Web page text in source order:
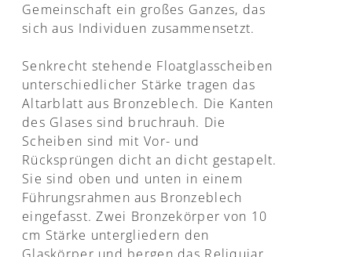
Gemeinschaft ein großes Ganzes, das
sich aus Individuen zusammensetzt.
Senkrecht stehende Floatglasscheiben
unterschiedlicher Stärke tragen das
Altarblatt aus Bronzeblech. Die Kanten
des Glases sind bruchrauh. Die
Scheiben sind mit Vor- und
Rücksprüngen dicht an dicht gestapelt.
Sie sind oben und unten in einem
Führungsrahmen aus Bronzeblech
eingefasst. Zwei Bronzekörper von 10
cm Stärke untergliedern den